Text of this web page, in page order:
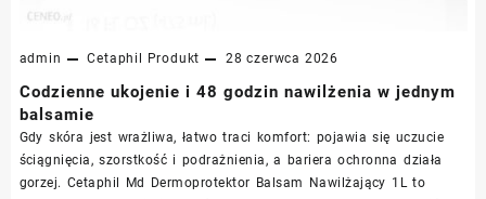
admin Cetaphil Produkt 28 czerwca 2026
Codzienne ukojenie i 48 godzin nawilżenia w jednym
balsamie
Gdy skóra jest wrażliwa, łatwo traci komfort: pojawia się uczucie
ściągnięcia, szorstkość i podrażnienia, a bariera ochronna działa
gorzej. Cetaphil Md Dermoprotektor Balsam Nawilżający 1L to